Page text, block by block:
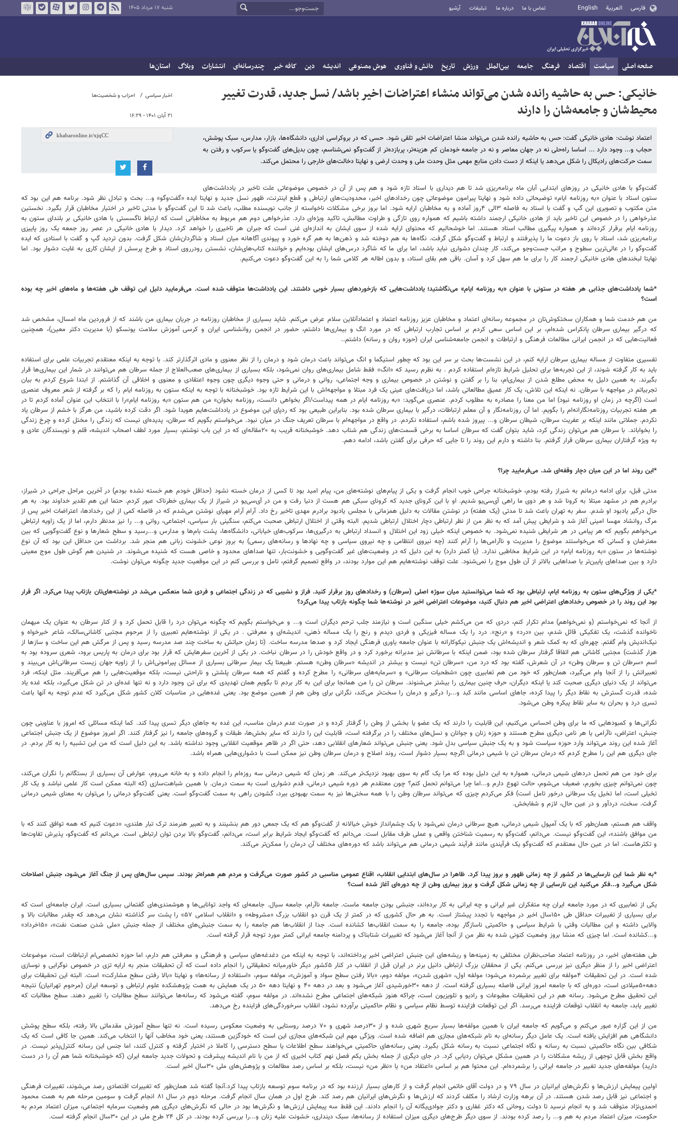
فارسی العربية English تماس با ما درباره ما تبلیغات آرشیو شنبه ۱۷ مرداد ۱۴۰۵
صفحه اصلی سیاست اقتصاد فرهنگ جامعه بین‌الملل ورزش تاریخ دانش و فناوری هوش مصنوعی اندیشه دین کافه خبر چندرسانه‌ای انتشارات وبلاگ استان‌ها
اخبار سیاسی احزاب و شخصیت‌ها
۲۱ آبان ۱۴۰۱ - ۱۶:۲۹
خانیکی: حس به حاشیه رانده شدن می‌تواند منشاء اعتراضات اخیر باشد/ نسل جدید، قدرت تغییر
محیط‌شان و جامعه‌شان را دارند
اعتماد نوشت: هادی خانیکی گفت: حس به حاشیه رانده شدن می‌تواند منشا اعتراضات اخیر تلقی شود. حسی که در بروکراسی اداری، دانشگاه‌ها، بازار، مدارس، سبک پوشش،
حجاب و... وجود دارد ... اساسا راه‌حلی نه در جهان معاصر و نه در جامعه خودمان کم هزینه‌تر، پربازده‌تر از گفت‌وگو نمی‌شناسم، چون بدیل‌های گفت‌وگو یا سرکوب و رفتن به
سمت حرکت‌های رادیکال را شکل می‌دهد یا اینکه از دست دادن منابع مهمی مثل وحدت ملی و وحدت ارضی و نهایتا دخالت‌های خارجی را محتمل می‌کند.
گفت‌وگو با هادی خانیکی در روزهای ابتدایی آبان ماه برنامه‌ریزی شد تا هم دیداری با استاد تازه شود و هم پس از آن در خصوص موضوعاتی علت تاخیر در یادداشت‌های
ستون استاد با عنوان «به روزنامه ایام» توضیحاتی داده شود و نهایتا پیرامون موضوعاتی چون رخدادهای اخیر، محدودیت‌های ارتباطی و قطع اینترنت، ظهور نسل جدید و نهایتا ایده «گفت‌وگو» و... بحث و تبادل نظر شود. برنامه هم این بود که
متن مکتوب و تصویری این گپ و گفت با استاد به فاصله ۳الی ۴روز آماده و به مخاطبان ارایه شود. اما بروز برخی مشکلات ناخواسته از جانب نویسنده مطلب، باعث شد تا این گفت‌وگو با مدتی تاخیر در اختیار مخاطبان قرار بگیرد. نخستین
عذرخواهی را در خصوص این تاخیر باید از هادی خانیکی ارجمند داشته باشیم که همواره روی تازگی و طراوت مطالبش، تاکید ویژه‌ای دارد. عذرخواهی دوم هم مربوط به مخاطبانی است که ارتباط ناگسستی با هادی خانیکی بر بلندای ستون به
روزنامه ایام برقرار کرده‌اند و همواره پیگیری مطالب استاد هستند. اما خوشحالیم که محتوای ارایه شده از سوی ایشان به اندازه‌ای غنی است که جبران هر تاخیری را خواهد کرد. دیدار با هادی خانیکی در عصر روز جمعه یک روز پاییزی
برنامه‌ریزی شد، استاد با روی باز دعوت ما را پذیرفتند و ارتباط و گفت‌وگو شکل گرفت. نگاه‌ها به هم دوخته شد و ذهن‌ها به هم گره خورد و پیوندی آگاهانه میان استاد و شاگردان‌شان شکل گرفت. بدون تردید گپ و گفت با استادی که ایده
گفت‌وگو را در عالی‌ترین سطوح و مراتب جست‌وجو می‌کند، کار چندان دشواری نباید باشد، اما برای ما که شاگرد درس‌های ایشان بوده‌ایم و خواننده کتاب‌های‌شان، نشستن رودرروی استاد و طرح پرسش از ایشان کاری به غایت دشوار بود. اما
نهایتا لبخندهای هادی خانیکی ارجمند کار را برای ما هم سهل کرد و آسان. باقی هم بقای استاد، و بدون اطاله هر کلامی شما را به این گفت‌وگو دعوت می‌کنیم.
*شما یادداشت‌های جذابی هر هفته در ستونی با عنوان «به روزنامه ایام» می‌نگاشتید؛ یادداشت‌هایی که بازخوردهای بسیار خوبی داشتند. این یادداشت‌ها متوقف شده است. می‌فرمایید دلیل این توقف طی هفته‌ها و ماه‌های اخیر چه بوده
است؟
من هم خدمت شما و همکاران سختکوش‌تان در مجموعه رسانه‌ای اعتماد و مخاطبان عزیز روزنامه اعتماد و اعتمادآنلاین سلام عرض می‌کنم. شاید بسیاری از مخاطبان روزنامه در جریان بیماری من باشند که از فروردین ماه امسال، مشخص شد
که درگیر بیماری سرطان پانکراس شده‌ام، بر این اساس سعی کردم بر اساس تجارب ارتباطی که در مورد انگ و بیماری‌ها داشتم، حضور در انجمن روانشناسی ایران و کرسی آموزش سلامت یونسکو (با مدیریت دکتر معین)، همچنین
فعالیت‌هایی که در انجمن ایرانی مطالعات فرهنگی و ارتباطات و انجمن جامعه‌شناسی ایران (حوزه روان و رسانه) داشتم..
تفسیری متفاوت از مساله بیماری سرطان ارایه کنم، در این نشست‌ها بحث بر سر این بود که چطور استیگما و انگ می‌تواند باعث درمان شود و درمان را از نظر معنوی و مادی اثرگذارتر کند. با توجه به اینکه معتقدم تجربیات علمی برای استفاده
باید به کار گرفته شوند، از این تجربه‌ها برای تحلیل شرایط تازه‌ام استفاده کردم . به نظرم رسید که «انگ» فقط شامل بیماری‌های روان نمی‌شود، بلکه بسیاری از بیماری‌های صعب‌العلاج از جمله سرطان هم می‌توانند در شمار این بیماری‌ها قرار
بگیرند. به همین دلیل به محض مطلع شدن از بیماری‌ام، بنا را بر گفتن و نوشتن در خصوص بیماری و وجه اجتماعی، روانی و درمانی و حتی وجوه دیگری چون وجوه اعتقادی و معنوی و اخلاقی آن گذاشتم. از ابتدا شروع کردم به بیان
تجربیاتم در مواجهه با سرطان. نه اینکه این تلاش، یک کار عمیق مطالعاتی باشد، اما دریافت‌های عینی یک فرد مبتلا و مواجهه‌اش با این شرایط تازه بود. خوشبختانه با توجه به اینکه ستون به روزنامه ایام را که بر گرفته از شعر معروف عنصری
است (اگرچه در زمان او روزنامه نبود) اما من معنا را مصادره به مطلوب کردم. عنصری می‌گوید: «به روزنامه ایام در همه پیداست/اگر بخواهی دانست، روزنامه بخوان» من هم ستون «به روزنامه ایام»را با انتخاب این عنوان آماده کردم تا در
هر هفته تجربیات روزنامه‌نگارانه‌ام را بگویم. اما آن روزنامه‌نگار و آن معلم ارتباطات، درگیر با بیماری سرطان شده بود. بنابراین طبیعی بود که ردپای این موضوع در یادداشت‌هایم هویدا شود. اگر دقت کرده باشید، من هرگز با خشم از سرطان یاد
نکردم. جملاتی مانند اینکه بر عفریت سرطان، شیطان سرطان و... پیروز شده باشم، استفاده نکردم. در واقع در مواجهه‌ام با سرطان تعریف جنگ در میان نبود. می‌خواستم بگویم که سرطان، پدیده‌ای نیست که زندگی را مختل کرده و چرخ زندگی
را بخواباند. با سرطان هم می‌توان زندگی کرد، شاید بتوان گفت که سرطان اساسا به برخی قسمت‌های زندگی هم شتاب دهد. خوشبختانه قریب به ۲۰مقاله‌ای که در این باب نوشتم، بسیار مورد لطف اصحاب اندیشه، قلم و نویسندگان عادی و
به ویژه گرفتاران بیماری سرطان قرار گرفتم. بنا داشته و دارم این روند را تا جایی که حرفی برای گفتن باشد، ادامه دهم.
*این روند اما در این میان دچار وقفه‌ای شد. می‌فرمایید چرا؟
مدتی قبل، برای ادامه درمانم به شیراز رفته بودم، خوشبختانه جراحی خوب انجام گرفت و یکی از پیام‌های نوشته‌های من، پیام امید بود تا کسی از درمان خسته نشود (حداقل خودم هم خسته نشده بودم) در آخرین مراحل جراحی در شیراز،
برادرم هم در مشهد مبتلا به کرونا شد و هر دوی ما راهی ‌آی‌سی‌یو شدیم. او با این کرونای جدید که کرونای سبکی هم هست از دنیا رفت و من در ‌آی‌سی‌یو در شیراز از یک بیماری خطرناک عبور کردم. حتما این هم تقدیر خداوند بود. به هر
حال درگیر یادبود او شدم. سفر به تهران باعث شد تا مدتی (یک هفته) در نوشتن مقالات به دلیل همزمانی با مجلس یادبود برادرم مهدی تاخیر رخ داد. آرام آرام مهیای نوشتن می‌شدم که در فاصله کمی از این رخدادها، اعتراضات اخیر پس از
مرگ روانشاد مهسا امینی آغاز شد و شرایطی پیش آمد که به نظر من از نظر ارتباطی دچار اختلال ارتباطی شدیم. البته وقتی از اختلال ارتباطی صحبت می‌کنم، سنگینی بار سیاسی، اجتماعی، روانی و... را نیز مدنظر دارم، اما از یک زاویه ارتباطی
می‌خواهم بگویم که هر پیامی در هر شرایطی شنیده نمی‌شود. به خصوص اینکه خیلی زود این اختلال و انسداد ارتباطی به درگیری‌ها، سرکوب‌های خیابانی، دانشگاه‌ها، پشت بام‌ها و مدارس و...رسید و سطح شعارها و نوع گفت‌وگویی که بین
معترضان و کسانی که می‌خواستند موضوع را مدیریت و ناآرامی‌ها را آرام کنند (چه نیروی انتظامی و چه نیروی سیاسی و چه نهادها و رسانه‌های رسمی) به بروز نوعی خشونت زبانی هم منجر شد. برداشت من حداقل این بود که آن نوع
نوشته‌ها در ستون «به روزنامه ایام» در این شرایط مخاطبی ندارد. (یا کمتر دارد) به این دلیل که در وضعیت‌های غیر گفت‌وگویی و خشونت‌بار، تنها صداهای محدود و خاصی هست که شنیده می‌شوند. در شنیدن هم گوش طول موج معینی
دارد و بین صداهای پایین‌تر یا صداهایی بالاتر از آن طول موج را نمی‌شنود. علت توقف نوشته‌هایم هم این موارد بودند، در واقع تصمیم گرفتم، تامل و بررسی کنم در این موقعیت جدید چگونه می‌توان نوشت.
*یکی از ویژگی‌های ستون به روزنامه ایام، ارتباطی بود که شما می‌توانستید میان سوژه اصلی (سرطان) و رخدادهای روز برقرار کنید. فراز و نشیبی که در زندگی اجتماعی و فردی شما منعکس می‌شد در نوشته‌های‌تان بازتاب پیدا می‌کرد. اگر قرار
بود این روند را در خصوص رخدادهای اعتراضی اخیر هم دنبال کنید، موضوعات اعتراضی اخیر در نوشته‌ها شما چگونه بازتاب پیدا می‌کرد؟
از آنجا که نمی‌خواستم (و نمی‌خواهم) مدام تکرار کنم، دردی که من می‌کشم خیلی سنگین است و نیازمند جلب ترحم دیگران است و... و می‌خواستم بگویم که چگونه می‌توان درد را قابل تحمل کرد و از کنار سرطان به عنوان یک میهمان
ناخوانده گذشت، یک تفکیکی قائل شدم، بین «درد» و «رنج». درد را یک مساله فیزیکی و فردی دیدم و رنج را یک مساله ذهنی، اندیشه‌ای و معرفتی . در یکی از نوشته‌هایم تعبیری را از مرحوم مجتبی کاشانی‌سالک، شاعر خیرخواه و
نیک‌اندیش وام گفتم. چهره‌ای که به کمک شعر و اندیشه‌اش یک جنبش نیکوکارانه با عنوان جامعه یاوری فرهنگی ایجاد کرد و صدها مدرسه ساخت. (تا زمان حیاتش به ساخت چند صد مدرسه رسید و پس از مرگش هم این ساخت و سازها از
هزار گذشت) مجتبی کاشانی هم اتفاقا گرفتار سرطان شده بود، ضمن اینکه با سرطانش نیز مدبرانه برخورد کرد و در واقع خودش را در سرطان نباخت. در یکی از آخرین سفرهایش که قرار بود برای درمان به پاریس برود، شعری سروده بود به
اسم «سرطان تن و سرطان وطن» در آن شعرش، گفته بود که درد من، «سرطان تن» نیست و بیشتر در اندیشه «سرطان وطن» هستم. طبیعتا یک بیمار سرطانی بسیاری از مسائل پیرامونی‌اش را از زاویه جهان زیست سرطانی‌اش می‌بیند و
تعبیراتش را از آنجا وام می‌گیرد، همان‌طور که خود من هم تعابیری چون «شطحیات سرطانی» و «سرمایه‌های سرطانی» را مطرح کرده و گفتم که همه سرطان پلشتی و ناراحتی نیست، بلکه موقعیت‌هایی را هم می‌آفریند. مثل اینکه، فرد
می‌تواند از یک دنیای دیگری صحبت کند یا اینکه دیگران، حرف چنین بیماری را بیشتر می‌شنوند. سرطان تن را من همانجا برای این به کار بردم تا بگویم همان تهدیدی که برای تن وجود دارد و نه تنها غده‌ای در تن شکل می‌گیرد، بلکه غده یاد
شده، قدرت گسترش به نقاط دیگر را پیدا کرده، جاهای اساسی مانند کبد و...را درگیر و درمان را سخت‌تر می‌کند، نگرانی برای وطن هم از همین موضع بود. یعنی غده‌هایی در مناسبات کلان کشور شکل می‌گیرد که عدم توجه به آنها باعث
تسری درد و بحران به سایر نقاط پیکره وطن می‌شود.
نگرانی‌ها و کمبودهایی که ما برای وطن احساس می‌کنیم، این قابلیت را دارند که یک عضو یا بخشی از وطن را گرفتار کرده و در صورت عدم درمان مناسب، این غده به جاهای دیگر تسری پیدا کند. کما اینکه مسائلی که امروز با عناوینی چون
جنبش، اعتراض، ناآرامی یا هر نامی دیگری مطرح هستند و حوزه زنان و جوانان و نسل‌های مختلف را در برگرفته است، قابلیت این را دارند که سایر بخش‌ها، طبقات و گروه‌های جامعه را نیز گرفتار کنند. اگر امروز موضوع از یک جنبش اجتماعی
آغاز شده این روند می‌تواند وارد حوزه سیاست شود و به یک جنبش سیاسی بدل شود. یعنی جنبش می‌تواند شعارهای انقلابی دهد، حتی اگر در ظاهر موقعیت انقلابی وجود نداشته باشد. به این دلیل است که من این تشبیه را به کار بردم. در
جای دیگری هم این را مطرح کردم که درمان سرطان تن با شیمی درمانی اگرچه بسیار دشوار است، روند اصلاح و درمان سرطان وطن نیز ممکن است با دشواری‌هایی همراه باشد.
برای خود من هم تحمل دردهای شیمی درمانی، همواره به این دلیل بوده که مرا یک گام به سوی بهبود نزدیک‌تر می‌کند. هر زمان که شیمی درمانی سه روزه‌ام را انجام داده و به خانه می‌روم، عوارض آن بسیاری از بستگانم را نگران می‌کند،
چون نمی‌توانم چیزی بخورم، ضعیف می‌شوم، حالت تهوع دارم و...اما چرا می‌توانم تحمل کنم؟ چون معتقدم هر دوره شیمی درمانی، قدم دشواری است به سمت درمان. با همین شباهت‌سازی (که البته ممکن است کار علمی نباشد و یک کار
تخیلی است، اما تخیل یک سرطانی درخور تامل است) فکر می‌کردم چیزی که می‌تواند سرطان وطن را با همه سختی‌ها نیز به سمت بهبودی ببرد، گشودن راهی به سمت گفت‌وگو است. یعنی گفت‌وگو درمانی را می‌توان به معنای شیمی درمانی
گرفت. سخت، دردآور و در عین حال، لازم و شفابخش.
واقف هم هستم، همان‌طور که با یک آمپول شیمی درمانی، هیچ سرطانی درمان نمی‌شود با یک چشم‌انداز خوش خیالانه از گفت‌وگو هم که یک جمعی دور هم بنشینند و به تعبیر هنرمند ترک تبار هلندی، «دعوت کنیم که همه توافق کنند که با
من موافق باشند»، این گفت‌وگو نیست. می‌دانم، گفت‌وگو به رسمیت شناختن واقعی و عملی طرف مقابل است. می‌دانم که گفت‌وگو ایجاد شرایط برابر است، می‌دانم، گفت‌وگو بالا بردن توان ارتباطی است. می‌دانم که گفت‌وگو، پذیرش تفاوت‌ها
و تکثرهاست. اما در عین حال معتقدم که گفت‌وگو یک فرآیندی مانند فرآیند شیمی درمانی هم می‌تواند باشد که دوره‌های مختلف آن درمان را ممکن‌تر می‌کند.
*به نظر شما این نارسایی‌ها در کشور از چه زمانی ظهور و بروز پیدا کرد. ظاهرا در سال‌های ابتدایی انقلاب، اقناع عمومی مناسبی در کشور صورت می‌گرفت و مردم هم همراه‌تر بودند. سپس سال‌های پس از جنگ آغاز می‌شود، جنبش اصلاحات
شکل می‌گیرد و...فکر می‌کنید این نارسایی از چه زمانی شکل گرفت و بروز بیماری وطن از چه دوره‌ای آغاز شده است؟
یکی از تعابیری که در مورد جامعه ایران چه متفکران غیر ایرانی و چه ایرانی به کار برده‌اند، جنبشی بودن جامعه ماست. جامعه ناآرام، جامعه سیال. جامعه‌ای که واجد توانایی‌ها و هوشمندی‌های گفتمانی بسیاری است. ایران جامعه‌ای است که
برای بسیاری از تغییرات حداقل طی ۱۵۰سال اخیر در مواجهه با تجدد پیشتاز است. به هر حال کشوری که در کمتر از یک قرن دو انقلاب بزرگ «مشروطه» و «انقلاب اسلامی ۵۷» را پشت سر گذاشته نشان می‌دهد که چقدر مطالبات بالا و
والایی داشته و این مطالبات وقتی با شرایط سیاسی و حاکمیتی ناسازگار بوده، جامعه را به سمت انقلاب‌ها کشانده است. جدا از انقلاب‌ها هم جامعه را به سمت جنبش‌های مختلف از جمله جنبش «ملی شدن صنعت نفت»، «۱۵خرداد»
و...کشانده است. اما چیزی که منشا بروز وضعیت کنونی شده به نظر من از آنجا آغاز می‌شود که تغییرات شتابناک و پردامنه جامعه ایرانی کمتر مورد توجه قرار گرفته است.
طی هفته‌های اخیر، در روزنامه اعتماد صاحب‌نظران مختلفی به زمینه‌ها و ریشه‌های این جنبش اعتراضی اخیر پرداخته‌اند، با توجه به اینکه من دغدغه‌های سیاسی و فرهنگی و معرفتی هم دارم، اما حوزه تخصصی‌ام ارتباطات است، موضوعات
اعتراضی اخیر را از منظر دیگری نیز بررسی می‌کنم. یکی از محققان بزرگ ارتباطی دانیل برنر در ایران قبل از انقلاب در کنار ۵کشور دیگر خاورمیانه تحقیقاتی را انجام داده است که آن تحقیقات منجر به ارایه تزی در خصوص نوگرایی و نوسازی
شده است. در این تحقیقات ۴مولفه برای تغییر برشمرده می‌شود؛ مولفه اول، «شهری شدن»، مولفه دوم، «بالا رفتن سطح سواد و آموزش»، مولفه سوم، «استفاده از رسانه‌ها» و نهایتا «بالا رفتن سطح مشارکت» است. البته این تحقیقات برای
دهه۵۰میلادی است، دوره‌ای که با جامعه امروز ایرانی فاصله بسیاری گرفته است. از دهه ۳۰خورشیدی آغاز می‌شود و بعد در دهه ۴۰ و نهایتا دهه ۵۰ در یک همایش به همت پژوهشکده علوم ارتباطی و توسعه ایران (مرحوم تهرانیان) نتیجه
این تحقیق مطرح می‌شود. رسانه هم در این تحقیقات مطبوعات و رادیو و تلویزیون است، چراکه هنوز شبکه‌های اجتماعی مطرح نشده‌اند. در مولفه سوم، گفته می‌شود که رسانه‌ها می‌توانند سطح مطالبات را تغییر دهند. سطح مطالبات که
تغییر یابد، جامعه به انقلاب توقعات فزاینده می‌رسد. اگر این توقعات فزاینده توسط نظام سیاسی و نظام حاکمیتی برآورده نشود، انقلاب سرخوردگی‌های فزاینده رخ می‌دهد.
من از این گزاره عبور می‌کنم و می‌گویم که جامعه ایران با همین مولفه‌ها بسیار سریع شهری شده و از ۳۰درصد شهری و ۷۰ درصد روستایی به وضعیت معکوس رسیده است. نه تنها سطح آموزش مقدماتی بالا رفته، بلکه سطح پوشش
دانشگاهی هم افزایش یافته است. یک عامل دیگر رسانه‌ای به نام شبکه‌های مجازی هم اضافه شده است. ویژگی مهم این شبکه‌های مجازی این است که خودگزین هستند، یعنی خود مخاطب آنها را انتخاب می‌کند. همین جا کافی است که یک
شکافی بین نگاه حاکمیتی نسبت به رسانه و نگاه اجتماعی نسبت به رسانه شکل بگیرد. یعنی رسانه‌های حاکمیتی می‌خواهند سطح اطلاعات یا سطح دسترسی را کاملا در اختیار گرفته و کنترل کنند، اما جنس این رسانه کنترل‌پذیر نیست. در
واقع بخش قابل توجهی از ریشه مشکلات را در همین مشکل می‌توان ردیابی کرد. در جای دیگری از جمله بخش یکم فصل نهم کتاب اخیری که از من با نام اندیشه پیشرفت و تحولات جدید جامعه ایران (که خوشبختانه شما هم آن را در دست
دارید) مولفه‌های جدید تغییر در جامعه ایرانی را برشمرده‌ام. این محتوا هم بر اساس «اعتقاد من» یا «نظر من» نیست، بلکه بر اساس رصد مطالعات و پژوهش‌های ملی ۳۰سال اخیر است.
اولین پیمایش ارزش‌ها و نگرش‌های ایرانیان در سال ۷۹ و در دولت آقای خاتمی انجام گرفت و از کارهای بسیار ارزنده بود که در برنامه سوم توسعه بازتاب پیدا کرد.آنجا گفته شد همان‌طور که تغییرات اقتصادی رصد می‌شوند، تغییرات فرهنگی
و اجتماعی نیز قابل رصد شدن هستند. در آن برهه وزارت ارشاد را مکلف کردند که ارزش‌ها و نگرش‌های ایرانیان هم رصد کند. طرح اول در همان سال انجام گرفت. مرحله دوم در سال ۸۱ انجام گرفت و سومین مرحله هم به همت محمود
احمدی‌نژاد متوقف شد و به انجام نرسید تا دولت روحانی که دکتر غفاری و دکتر جوادی‌یگانه آن را انجام دادند. این فقط سه پیمایش ارزش‌ها و نگرش‌ها بود در حالی که نگرش‌های دیگری هم وضعیت سرمایه اجتماعی، میزان اعتماد مردم به
حکومت، میزان اعتماد مردم به هم و... را رصد کرده بودند. از سوی دیگر طرح‌های دیگری میزان استفاده از رسانه‌ها، سبک دینداری، خشونت علیه زنان و...را بررسی کرده بودند. در کل ۲۴ طرح ملی در این ۳۰سال انجام گرفته است.